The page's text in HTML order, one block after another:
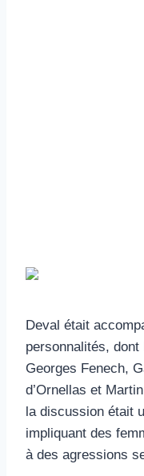
Deval était
personnalités,
Georges Fenech,
d’Ornellas et
la discussion était
impliquant des
à des agressions